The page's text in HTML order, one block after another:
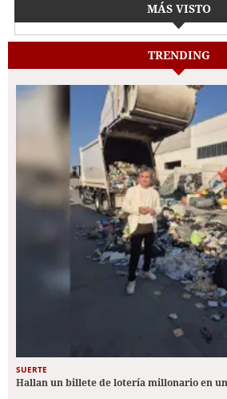
MÁS VISTO
TRENDING
SUERTE
Hallan un billete de lotería millonario en